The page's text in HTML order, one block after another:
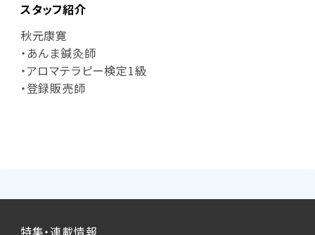
スタッフ紹介
秋元康寛
・あんま鍼灸師
・アロマテラピー検定1級
・登録販売師
特集・連載情報